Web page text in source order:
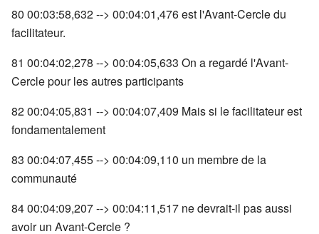
80 00:03:58,632 --> 00:04:01,476 est l'Avant-Cercle du
facilitateur.
81 00:04:02,278 --> 00:04:05,633 On a regardé l'Avant-
Cercle pour les autres participants
82 00:04:05,831 --> 00:04:07,409 Mais si le facilitateur est
fondamentalement
83 00:04:07,455 --> 00:04:09,110 un membre de la
communauté
84 00:04:09,207 --> 00:04:11,517 ne devrait-il pas aussi
avoir un Avant-Cercle ?